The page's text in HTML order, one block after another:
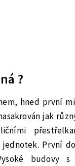
?
hned první
jak
jednotek. První
budovy